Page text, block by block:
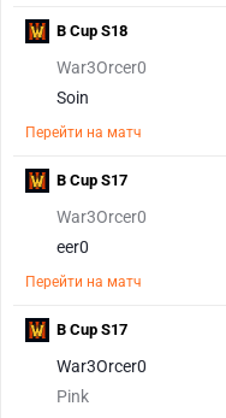
War3Orcer0
Soin
Перейти на матч
B Cup S18
War3Orcer0
eer0
Перейти на матч
B Cup S17
War3Orcer0
Pink
B Cup S17